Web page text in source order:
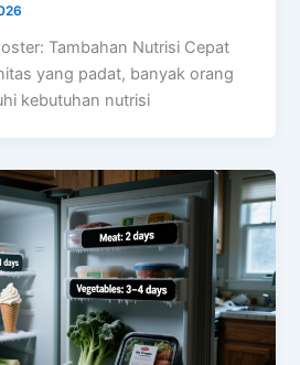
Tambahan Nutrisi Cepat
yang padat, banyak orang
kebutuhan nutrisi